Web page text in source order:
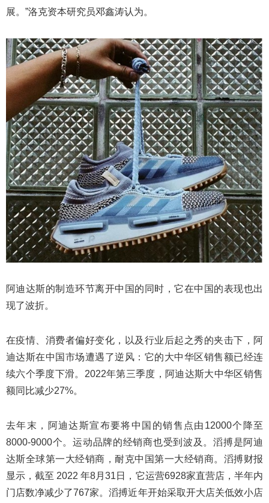
展。”洛克资本研究员邓鑫涛认为。
阿迪达斯的制造环节离开中国的同时，它在中国的表现也出
现了波折。
在疫情、消费者偏好变化，以及行业后起之秀的夹击下，阿
迪达斯在中国市场遭遇了逆风：它的大中华区销售额已经连
续六个季度下滑。2022年第三季度，阿迪达斯大中华区销售
额同比减少27%。
去年末，阿迪达斯宣布要将中国的销售点由12000个降至
8000-9000个。运动品牌的经销商也受到波及。滔搏是阿迪
达斯全球第一大经销商，耐克中国第一大经销商。滔搏财报
显示，截至 2022 年8月31日，它运营6928家直营店，半年内
门店数净减少了767家。滔搏近年开始采取开大店关低效小店